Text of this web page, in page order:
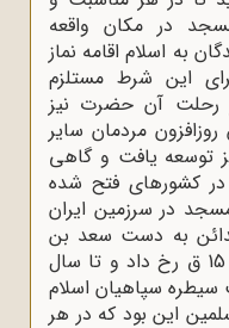
در مکان واقعه
به اسلام اقامه نماز
این شرط مستلزم
رحلت آن حضرت نیز
مردمان سایر
توسعه یافت و گاهی
در کشورهای فتح شده
در سرزمین ایران
به دست سعد بن
‌ابی‌وقاص که بین سال‌های 13 تا 15 ق رخ داد و تا سال
سیطره سپاهیان اسلام
این بود که در هر